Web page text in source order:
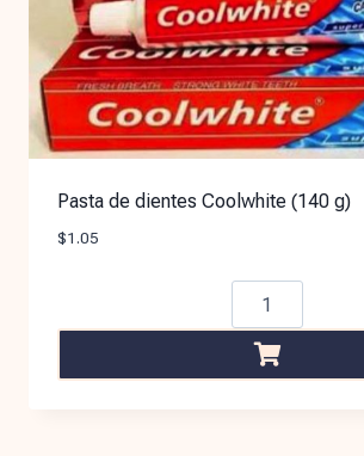
Pasta de dientes Coolwhite (140 g)
$1.05